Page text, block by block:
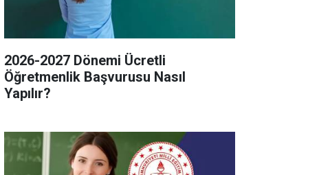
2026-2027 Dönemi Ücretli
Öğretmenlik Başvurusu Nasıl
Yapılır?